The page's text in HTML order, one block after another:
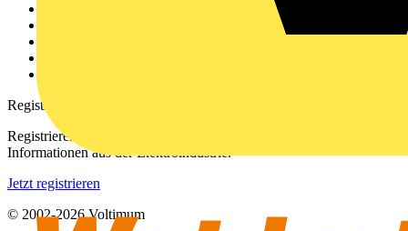
Registrierung
Registrieren Sie sich kostenlos und erhalten Sie stets aktuelle
Informationen aus der Elektroindustrie.
Jetzt registrieren
© 2002-2026Voltimum